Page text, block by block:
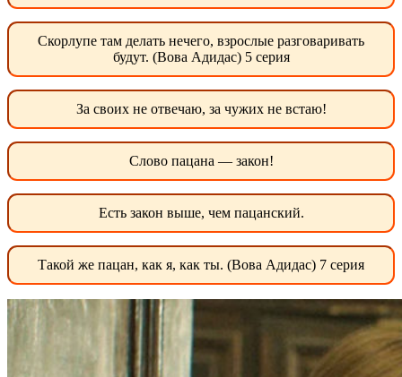
Скорлупе там делать нечего, взрослые разговаривать
будут. (Вова Адидас) 5 серия
За своих не отвечаю, за чужих не встаю!
Слово пацана — закон!
Есть закон выше, чем пацанский.
Такой же пацан, как я, как ты. (Вова Адидас) 7 серия